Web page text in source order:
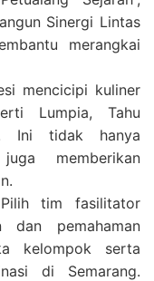
Sinergi Lintas
merangkai
mencicipi kuliner
Lumpia, Tahu
Ini tidak hanya
memberikan
Pilih tim fasilitator
dan pemahaman
kelompok serta
di Semarang.